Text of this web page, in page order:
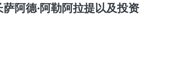
阿德·阿勒阿拉提以及投资